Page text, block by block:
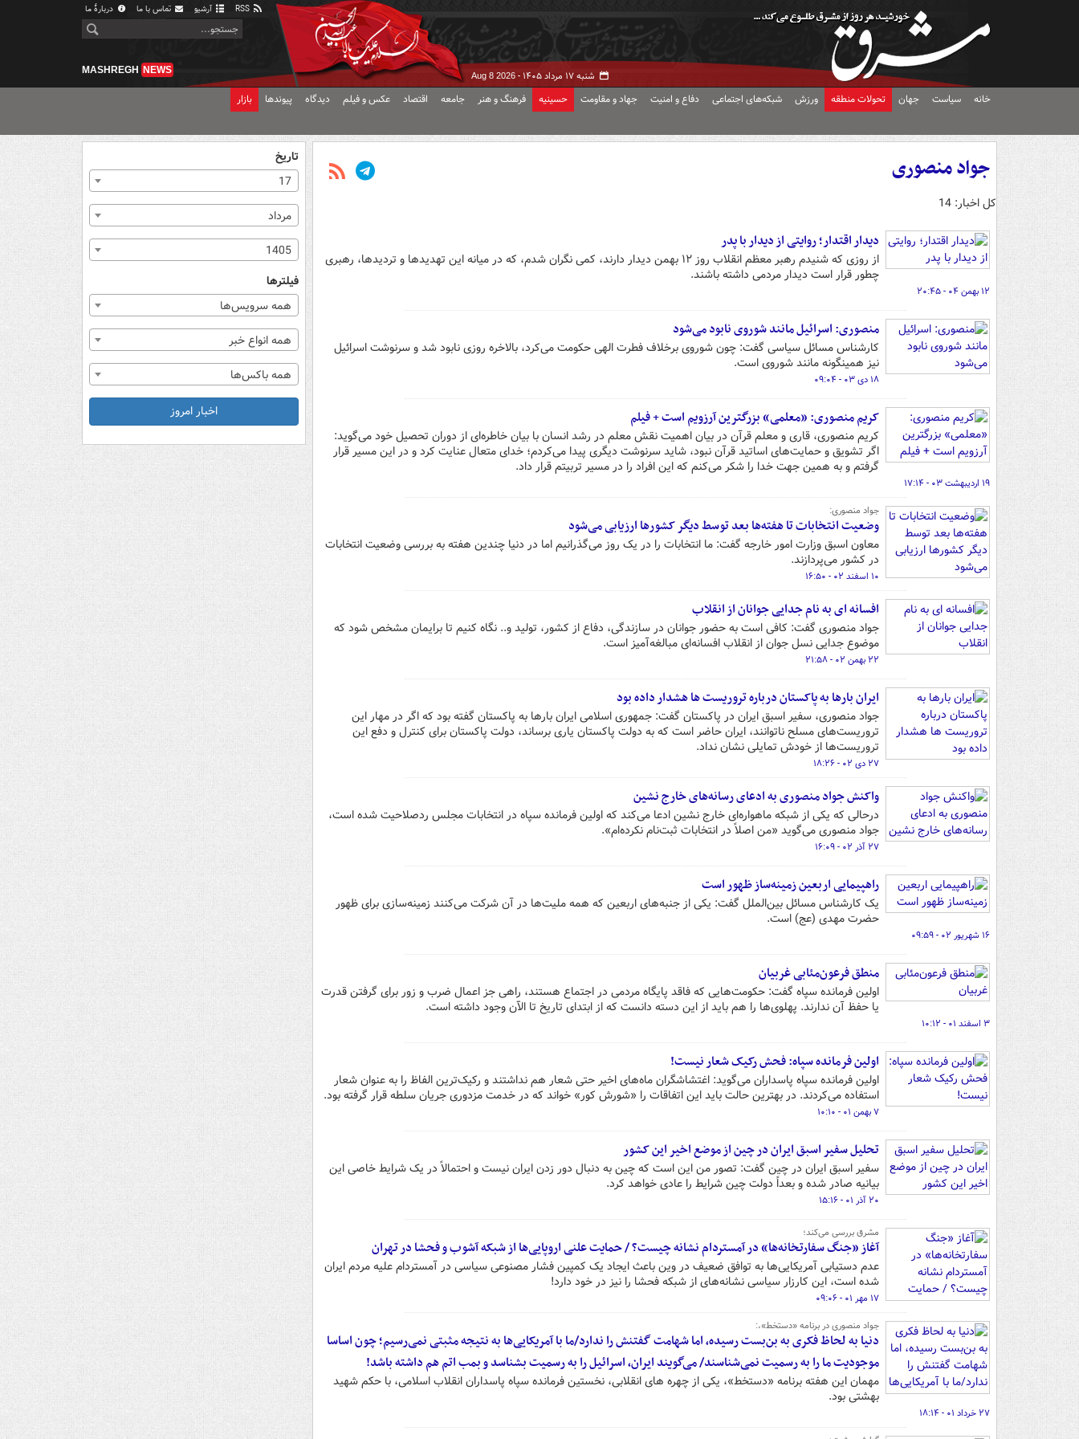
آرشیو تماس با ما دربارهٔ ما
شنبه ۱۷ مرداد ۱۴۰۵ - Aug 8 2026
MASHREGH NEWS
خانه سیاست جهان تحولات منطقه ورزش شبکه‌های اجتماعی دفاع و امنیت جهاد و مقاومت حسینیه فرهنگ و هنر جامعه اقتصاد عکس و فیلم دیدگاه پیوندها بازار
جواد منصوری
کل اخبار: 14
دیدار اقتدار؛ روایتی از دیدار با پدر
از روزی که شنیدم رهبر معظم انقلاب روز ۱۲ بهمن دیدار دارند، کمی نگران شدم، که در میانه این تهدیدها و تردیدها، رهبری
چطور قرار است دیدار مردمی داشته باشند.
۱۲ بهمن ۰۴ - ۲۰:۴۵
منصوری: اسرائیل مانند شوروی نابود می‌شود
کارشناس مسائل سیاسی گفت: چون شوروی برخلاف فطرت الهی حکومت می‌کرد، بالاخره روزی نابود شد و سرنوشت اسرائیل
نیز همینگونه مانند شوروی است.
۱۸ دی ۰۳ - ۰۹:۰۴
کریم منصوری: «معلمی» بزرگترین آرزویم است + فیلم
کریم منصوری، قاری و معلم قرآن در بیان اهمیت نقش معلم در رشد انسان با بیان خاطره‌ای از دوران تحصیل خود می‌گوید:
اگر تشویق و حمایت‌های اساتید قرآن نبود، شاید سرنوشت دیگری پیدا می‌کردم؛ خدای متعال عنایت کرد و در این مسیر قرار
گرفتم و به همین جهت خدا را شکر می‌کنم که این افراد را در مسیر تربیتم قرار داد.
۱۹ اردیبهشت ۰۳ - ۱۷:۱۴
جواد منصوری:
وضعیت انتخابات تا هفته‌ها بعد توسط دیگر کشورها ارزیابی می‌شود
معاون اسبق وزارت امور خارجه گفت: ما انتخابات را در یک روز می‌گذرانیم اما در دنیا چندین هفته به بررسی وضعیت انتخابات
در کشور می‌پردازند.
۱۰ اسفند ۰۲ - ۱۶:۵۰
افسانه ای به نام جدایی جوانان از انقلاب
جواد منصوری گفت: کافی است به حضور جوانان در سازندگی، دفاع از کشور، تولید و.. نگاه کنیم تا برایمان مشخص شود که
موضوع جدایی نسل جوان از انقلاب افسانه‌ای مبالغه‌آمیز است.
۲۲ بهمن ۰۲ - ۲۱:۵۸
ایران بارها به پاکستان درباره تروریست‌ ها هشدار داده بود
جواد منصوری، سفیر اسبق ایران در پاکستان گفت: جمهوری اسلامی ایران بارها به پاکستان گفته بود که اگر در مهار این
تروریست‌های مسلح ناتوانند، ایران حاضر است که به دولت پاکستان یاری برساند، دولت پاکستان برای کنترل و دفع این
تروریست‌ها از خودش تمایلی نشان نداد.
۲۷ دی ۰۲ - ۱۸:۲۶
واکنش جواد منصوری به ادعای رسانه‌های خارج نشین
درحالی که یکی از شبکه‌ ماهواره‌ای خارج نشین ادعا می‌کند که اولین فرمانده سپاه در انتخابات مجلس ردصلاحیت شده است،
جواد منصوری می‌گوید «من اصلاً در انتخابات ثبت‌نام نکرده‌ام».
۲۷ آذر ۰۲ - ۱۶:۰۹
راهپیمایی اربعین زمینه‌ساز ظهور است
یک کارشناس مسائل بین‌الملل گفت: یکی از جنبه‌های اربعین که همه ملیت‌ها در آن شرکت می‌کنند زمینه‌سازی برای ظهور
حضرت مهدی (عج) است.
۱۶ شهریور ۰۲ - ۰۹:۵۹
منطق فرعون‌مئابی غربیان
اولین فرمانده سپاه گفت: حکومت‌هایی که فاقد پایگاه مردمی در اجتماع هستند، راهی جز اعمال ضرب و زور برای گرفتن قدرت
یا حفظ آن ندارند. پهلوی‌ها را هم باید از این دسته دانست که از ابتدای تاریخ تا الآن وجود داشته است.
۳ اسفند ۰۱ - ۱۰:۱۲
اولین فرمانده سپاه: فحش رکیک شعار نیست!
اولین فرمانده سپاه پاسداران می‌گوید: اغتشاشگران ماه‌های اخیر حتی شعار هم نداشتند و رکیک‌ترین الفاظ را به عنوان شعار
استفاده می‌کردند. در بهترین حالت باید این اتفاقات را «شورش کور» خواند که در خدمت مزدوری جریان سلطه قرار گرفته بود.
۷ بهمن ۰۱ - ۱۰:۱۰
تحلیل سفیر اسبق ایران در چین از موضع اخیر این کشور
سفیر اسبق ایران در چین گفت: تصور من این است که چین به دنبال دور زدن ایران نیست و احتمالاً در یک شرایط خاصی این
بیانیه صادر شده و بعداً دولت چین شرایط را عادی خواهد کرد.
۲۰ آذر ۰۱ - ۱۵:۱۶
مشرق بررسی می‌کند؛
آغاز «جنگ سفارتخانه‌ها» در آمستردام نشانه چیست؟ / حمایت علنی اروپایی‌ها از شبکه آشوب و فحشا در تهران
عدم دستیابی آمریکایی‌ها به توافق ضعیف در وین باعث ایجاد یک کمپین فشار مصنوعی سیاسی در آمستردام علیه مردم ایران
شده است، این کارزار سیاسی نشانه‌های از شبکه فحشا را نیز در خود دارد!
۱۷ مهر ۰۱ - ۰۹:۰۶
جواد منصوری در برنامه «دستخط»،:
دنیا به لحاظ فکری به بن‌بست رسیده، اما شهامت گفتنش را ندارد/ما با آمریکایی‌ها به نتیجه مثبتی نمی‌رسیم؛ چون اساسا
موجودیت ما را به رسمیت نمی‌شناسند/ می‌گویند ایران، اسرائیل را به رسمیت بشناسد و بمب اتم هم داشته باشد!
مهمان این هفته برنامه «دستخط»، یکی از چهره های انقلابی، نخستین فرمانده سپاه پاسداران انقلاب اسلامی، با حکم شهید
بهشتی بود.
۲۷ خرداد ۰۱ - ۱۸:۱۴
تاریخ
17
مرداد
1405
فیلترها
همه سرویس‌ها
همه انواع خبر
همه باکس‌ها
اخبار امروز